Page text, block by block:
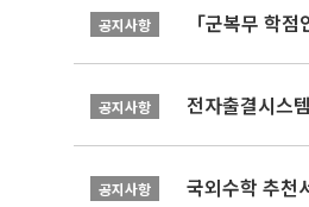
공지사항 「군복무 학
공지사항 전자출결시스
공지사항 국외수학 추천